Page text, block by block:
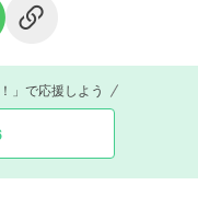
」で応援しよう